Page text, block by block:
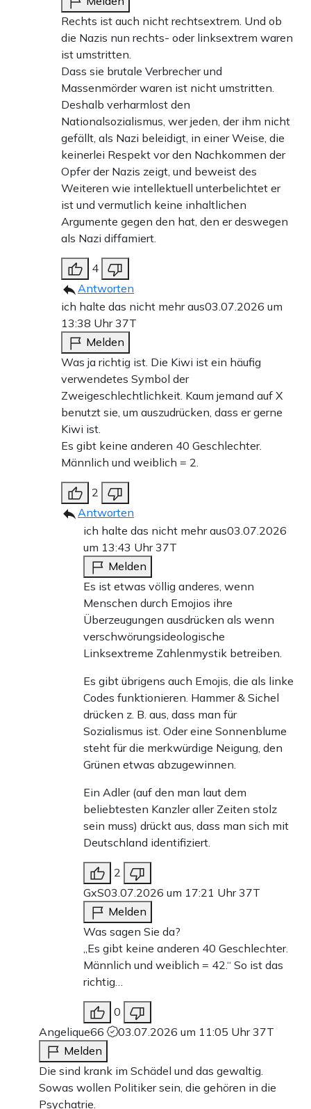
Rechts ist auch nicht rechtsextrem. Und ob
die Nazis nun rechts- oder linksextrem waren
ist umstritten.
Dass sie brutale Verbrecher und
Massenmörder waren ist nicht umstritten.
Deshalb verharmlost den
Nationalsozialismus, wer jeden, der ihm nicht
gefällt, als Nazi beleidigt, in einer Weise, die
keinerlei Respekt vor den Nachkommen der
Opfer der Nazis zeigt, und beweist des
Weiteren wie intellektuell unterbelichtet er
ist und vermutlich keine inhaltlichen
Argumente gegen den hat, den er deswegen
als Nazi diffamiert.
4
Antworten
ich halte das nicht mehr aus03.07.2026 um
13:38 Uhr37T
Melden
Was ja richtig ist. Die Kiwi ist ein häufig
verwendetes Symbol der
Zweigeschlechtlichkeit. Kaum jemand auf X
benutzt sie, um auszudrücken, dass er gerne
Kiwi ist.
Es gibt keine anderen 40 Geschlechter.
Männlich und weiblich = 2.
2
Antworten
ich halte das nicht mehr aus03.07.2026
um 13:43 Uhr37T
Melden
Es ist etwas völlig anderes, wenn
Menschen durch Emojios ihre
Überzeugungen ausdrücken als wenn
verschwörungsideologische
Linksextreme Zahlenmystik betreiben.
Es gibt übrigens auch Emojis, die als linke
Codes funktionieren. Hammer & Sichel
drücken z. B. aus, dass man für
Sozialismus ist. Oder eine Sonnenblume
steht für die merkwürdige Neigung, den
Grünen etwas abzugewinnen.
Ein Adler (auf den man laut dem
beliebtesten Kanzler aller Zeiten stolz
sein muss) drückt aus, dass man sich mit
Deutschland identifiziert.
2
GxS03.07.2026 um 17:21 Uhr37T
Melden
Was sagen Sie da?
„Es gibt keine anderen 40 Geschlechter.
Männlich und weiblich = 42.“ So ist das
richtig…
0
Angelique66
03.07.2026 um 11:05 Uhr37T
Melden
Die sind krank im Schädel und das gewaltig.
Sowas wollen Politiker sein, die gehören in die
Psychatrie.